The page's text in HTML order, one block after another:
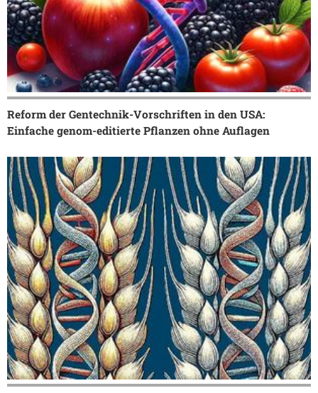
Reform der Gentechnik-Vorschriften in den USA:
Einfache genom-editierte Pflanzen ohne Auflagen